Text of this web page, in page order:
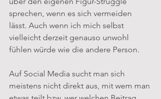
sprechen, wenn es sich vermeiden
lässt. Auch wenn ich mich selbst
vielleicht derzeit genauso unwohl
fühlen würde wie die andere Person.
Auf Social Media sucht man sich
meistens nicht direkt aus, mit wem man